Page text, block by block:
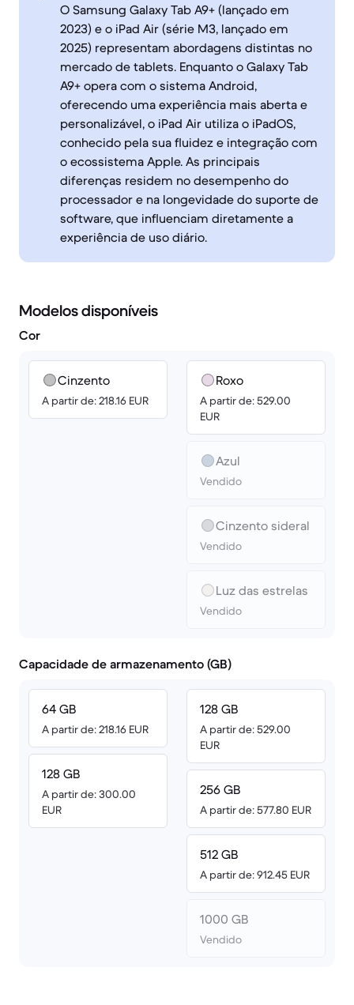
O Samsung Galaxy Tab A9+ (lançado em
2023) e o iPad Air (série M3, lançado em
2025) representam abordagens distintas no
mercado de tablets. Enquanto o Galaxy Tab
A9+ opera com o sistema Android,
oferecendo uma experiência mais aberta e
personalizável, o iPad Air utiliza o iPadOS,
conhecido pela sua fluidez e integração com
o ecossistema Apple. As principais
diferenças residem no desempenho do
processador e na longevidade do suporte de
software, que influenciam diretamente a
experiência de uso diário.
Modelos disponíveis
Cor
Cinzento
A partir de: 218.16 EUR
Roxo
A partir de: 529.00
EUR
Azul
Vendido
Cinzento sideral
Vendido
Luz das estrelas
Vendido
Capacidade de armazenamento (GB)
64 GB
A partir de: 218.16 EUR
128 GB
A partir de: 300.00
EUR
128 GB
A partir de: 529.00
EUR
256 GB
A partir de: 577.80 EUR
512 GB
A partir de: 912.45 EUR
1000 GB
Vendido